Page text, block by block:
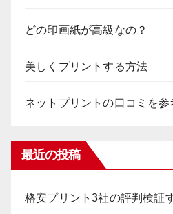
どの印画紙が高級なの？
美しくプリントする方法
ネットプリントの口コミを
最近の投稿
格安プリント3社の評判検証